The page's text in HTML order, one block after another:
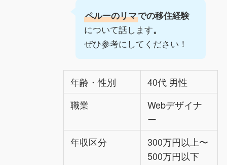
ペルーのリマでの移住経験
について話します。
ぜひ参考にしてください！
年齢・性別
40代 男性
職業
Webデザイナ
ー
年収区分
300万円以上〜
500万円以下